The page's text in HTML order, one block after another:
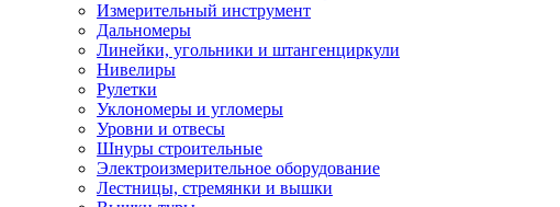
Измерительный инструмент
Дальномеры
Линейки, угольники и штангенциркули
Нивелиры
Рулетки
Уклономеры и угломеры
Уровни и отвесы
Шнуры строительные
Электроизмерительное оборудование
Лестницы, стремянки и вышки